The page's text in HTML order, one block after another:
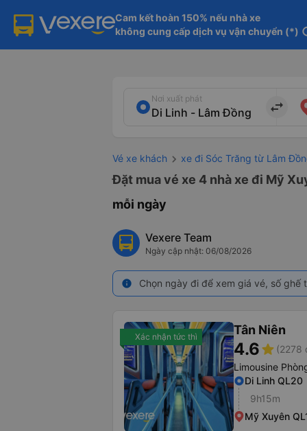
Cam kết hoàn 150% nếu nhà xe
không cung cấp dịch vụ vận chuyển (*)
Nơi xuất phát
import_export
Vé xe khách xe đi Sóc Trăng từ Lâm
Đặt mua vé xe 4 nhà xe đi Mỹ
mỗi ngày
Vexere Team
Ngày cập nhật: 06/08/2026
info Chọn ngày đi để xem giá vé, số
Xác nhận tức thì Tân Niên
4.6star (2278
Limousine
Di Linh QL20
9h15m
Mỹ Xuyên